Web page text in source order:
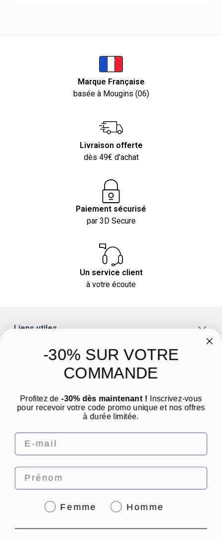
Marque Française
basée à Mougins (06)
Livraison offerte
dès 49€ d'achat
Paiement sécurisé
par 3D Secure
Un service client
à votre écoute
Liens utiles
Nous contacter par email
-30% SUR VOTRE
COMMANDE
Profitez de -30% dès maintenant ! Inscrivez-vous
pour recevoir votre code promo unique et nos offres
à durée limitée.
Email
Prénom
GenreFemme Homme